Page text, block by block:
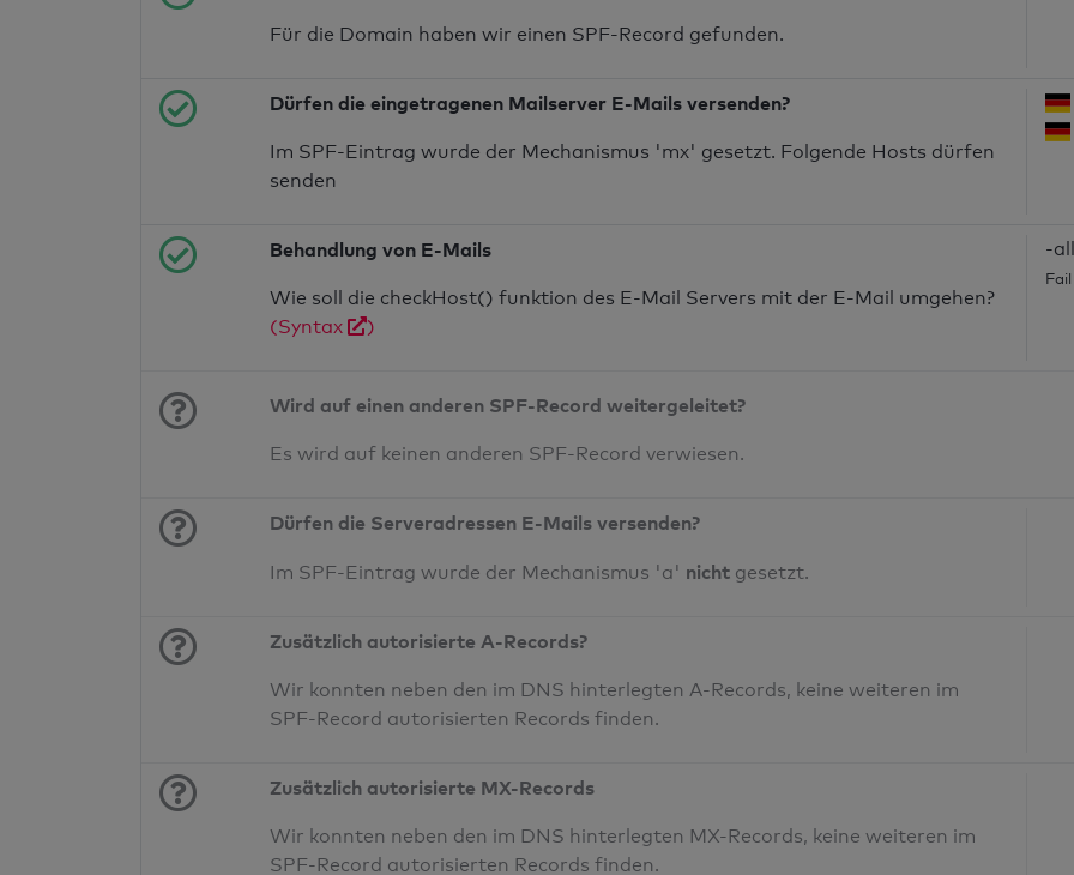
Für die Domain haben wir einen SPF-Record gefunden.
Dürfen die eingetragenen Mailserver E-Mails versenden?
Im SPF-Eintrag wurde der Mechanismus 'mx' gesetzt. Folgende Hosts dürfen
senden
Behandlung von E-Mails
Wie soll die checkHost() funktion des E-Mail Servers mit der E-Mail umgehen?
(Syntax
)
-all
Wird auf einen anderen SPF-Record weitergeleitet?
Es wird auf keinen anderen SPF-Record verwiesen.
Dürfen die Serveradressen E-Mails versenden?
Im SPF-Eintrag wurde der Mechanismus 'a' nicht gesetzt.
Zusätzlich autorisierte A-Records?
Wir konnten neben den im DNS hinterlegten A-Records, keine weiteren im
SPF-Record autorisierten Records finden.
Zusätzlich autorisierte MX-Records
Wir konnten neben den im DNS hinterlegten MX-Records, keine weiteren im
SPF-Record autorisierten Records finden.